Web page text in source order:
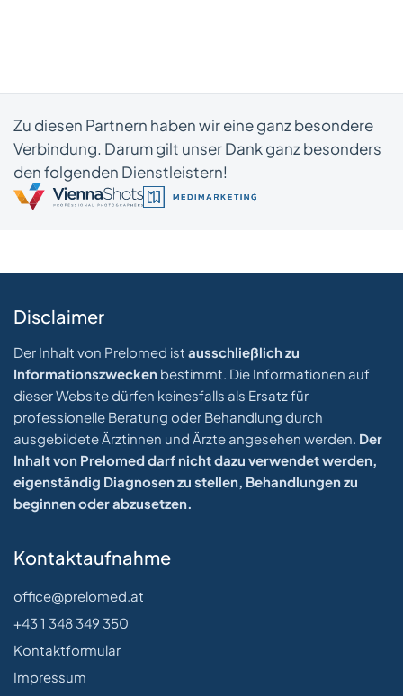
Zu diesen Partnern haben wir eine ganz besondere
Verbindung. Darum gilt unser Dank ganz besonders
den folgenden Dienstleistern!
Disclaimer
Der Inhalt von Prelomed ist ausschließlich zu
Informationszwecken bestimmt. Die Informationen auf
dieser Website dürfen keinesfalls als Ersatz für
professionelle Beratung oder Behandlung durch
ausgebildete Ärztinnen und Ärzte angesehen werden. Der
Inhalt von Prelomed darf nicht dazu verwendet werden,
eigenständig Diagnosen zu stellen, Behandlungen zu
beginnen oder abzusetzen.
Kontaktaufnahme
office@prelomed.at
+43 1 348 349 350
Kontaktformular
Impressum